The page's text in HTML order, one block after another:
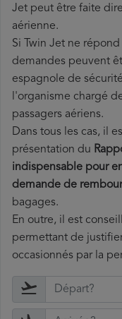
Jet peut être faite
aérienne.
Si Twin Jet ne
demandes peuvent
espagnole de
l'organisme chargé
passagers aériens.
Dans tous les cas, il
présentation du
indispensable pour
demande de
bagages.
En outre, il est
permettant de
occasionnés par la